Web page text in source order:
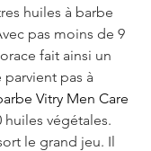
huiles à barbe
pas moins de 9
fait ainsi un
pas à
Vitry Men Care
végétales.
le grand jeu. Il